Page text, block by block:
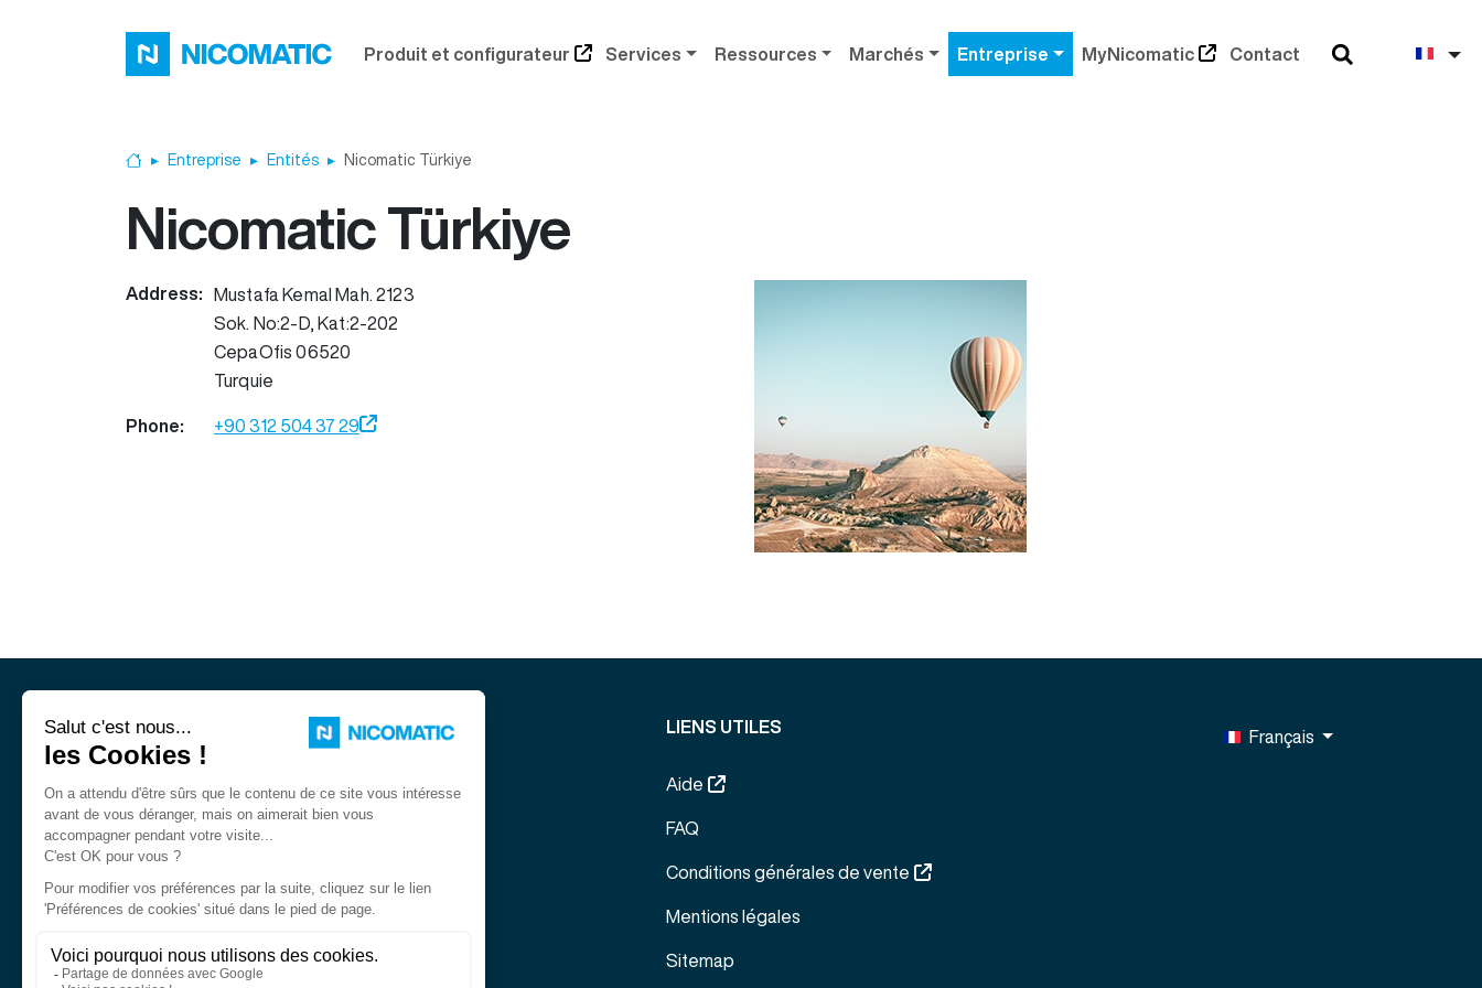
Produit et configurateur Services Ressources Marchés Entreprise MyNicomatic Contact Rechercher
Accueil
Entreprise Entités Nicomatic Türkiye
Nicomatic Türkiye
Address:
Mustafa Kemal Mah. 2123
Sok. No:2-D, Kat:2-202
CepaOfis 06520
Turquie
Phone: +90 312 504 37 29
Nicomatic est fabricant de
connecteurs électriques standard et
spéciaux pour environnement
LIENS UTILES
Aide
FAQ
Conditions générales de vente
Mentions légales
Sitemap
Français